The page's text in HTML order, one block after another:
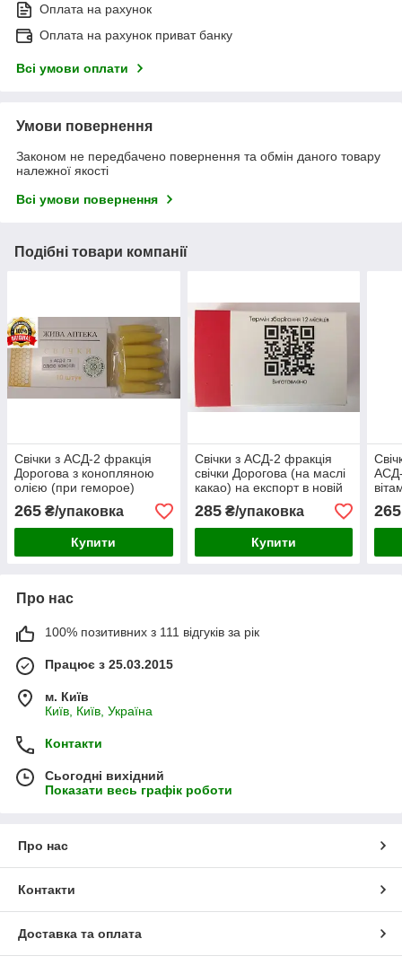
Оплата на рахунок
Оплата на рахунок приват банку
Всі умови оплати
Умови повернення
Законом не передбачено повернення та обмін даного товару
належної якості
Всі умови повернення
Подібні товари компанії
Свічки з АСД-2 фракція
Дорогова з конопляною
олією (при геморое)
265 ₴/упаковка
Купити
Свічки з АСД-2 фракція
свічки Дорогова (на маслі
какао) на експорт в новій
упаковці
285₴/упаковка
Купити
265
Про нас
100% позитивних з 111 відгуків за рік
Працює з 25.03.2015
м. Київ
Київ, Київ, Україна
Контакти
Сьогодні вихідний
Показати весь графік роботи
Про нас
Контакти
Доставка та оплата